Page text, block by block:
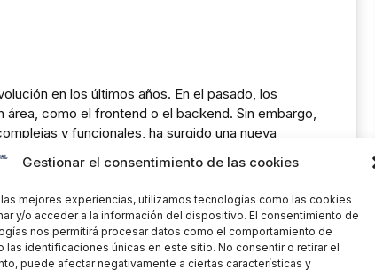
Gestionar el consentimiento de las cookies
mejores experiencias, utilizamos tecnologías como las cookies
y/o acceder a la información del dispositivo. El consentimiento de
nos permitirá procesar datos como el comportamiento de
las identificaciones únicas en este sitio. No consentir o retirar el
puede afectar negativamente a ciertas características y
en los últimos años. En el pasado, los
como el frontend o el backend. Sin embargo,
y funcionales, ha surgido una nueva